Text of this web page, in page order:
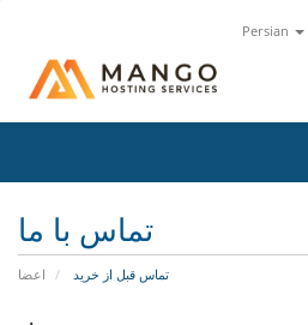
Persian
تماس با ما
اعضا تماس قبل از خرید